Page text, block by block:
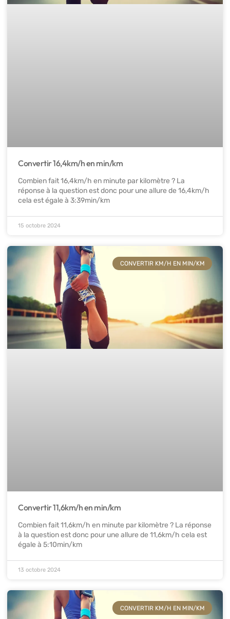
Convertir 16,4km/h en min/km
Combien fait 16,4km/h en minute par kilomètre ? La
réponse à la question est donc pour une allure de 16,4km/h
cela est égale à 3:39min/km
15 octobre 2024
CONVERTIR KM/H EN MIN/KM
Convertir 11,6km/h en min/km
Combien fait 11,6km/h en minute par kilomètre ? La réponse
à la question est donc pour une allure de 11,6km/h cela est
égale à 5:10min/km
13 octobre 2024
CONVERTIR KM/H EN MIN/KM